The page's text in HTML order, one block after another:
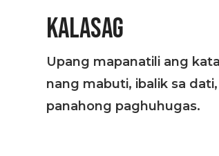
KALASAG
Upang mapanatili ang
nang mabuti, ibalik sa
panahong paghuhugas.